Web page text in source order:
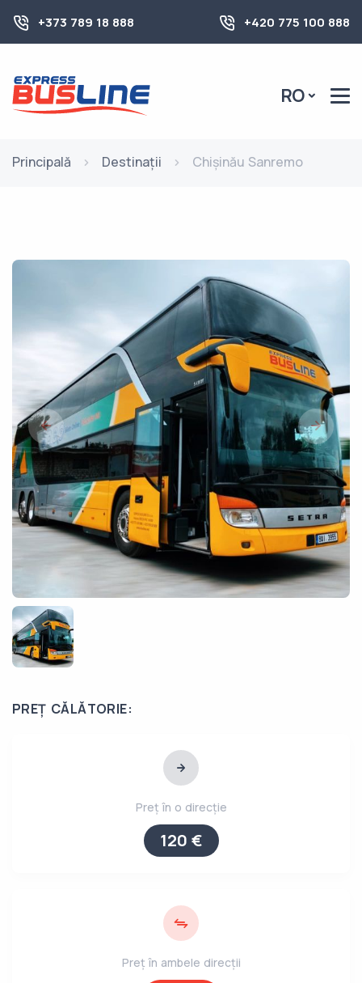
+373 789 18 888 +420 775 100 888
RO
Principală Destinații Chișinău Sanremo
PREȚ CĂLĂTORIE:
Preț în o direcție
120 €
Preț în ambele direcții